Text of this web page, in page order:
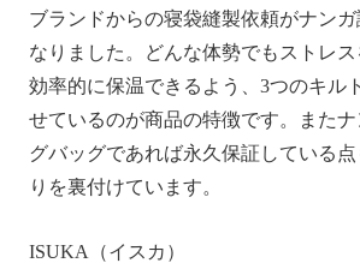
ブランドからの寝袋縫製依頼がナン
なりました。どんな体勢でもストレス
効率的に保温できるよう、3つのキル
せているのが商品の特徴です。また
グバッグであれば永久保証している
りを裏付けています。
ISUKA（イスカ）